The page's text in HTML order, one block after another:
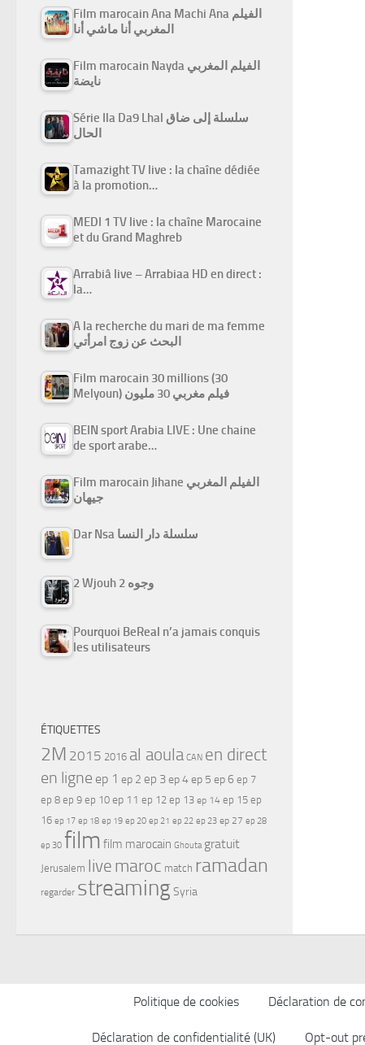
Film marocain Ana Machi Ana الفيلم
المغربي أنا ماشي أنا
Film marocain Nayda الفيلم المغربي
نايضة
Série Ila Da9 Lhal سلسلة إلى ضاق
الحال
Tamazight TV live : la chaîne dédiée
à la promotion…
MEDI 1 TV live : la chaîne Marocaine
et du Grand Maghreb
Arrabiâ live – Arrabiaa HD en direct :
la…
A la recherche du mari de ma femme
البحث عن زوج امرأتي
Film marocain 30 millions (30
Melyoun) فيلم مغربي 30 مليون
BEIN sport Arabia LIVE : Une chaine
de sport arabe…
Film marocain Jihane الفيلم المغربي
جيهان
Dar Nsa سلسلة دار النسا
2 Wjouh 2 وجوه
Pourquoi BeReal n’a jamais conquis
les utilisateurs
ÉTIQUETTES
2M 2015 2016 al aoula CAN en direct
en ligne ep 1 ep 2 ep 3ep 4ep 5 ep 6 ep 7
ep 8 ep 9 ep 10 ep 11 ep 12 ep 13 ep 14 ep 15 ep
16 ep 17 ep 18 ep 19 ep 20 ep 21 ep 22 ep 23 ep 27 ep 28
ep 30 film film marocain Ghouta gratuit
Jerusalem live maroc match ramadan
regarder streamingSyria
Politique de cookies Déclaration de
Déclaration de confidentialité (UK) Opt-out